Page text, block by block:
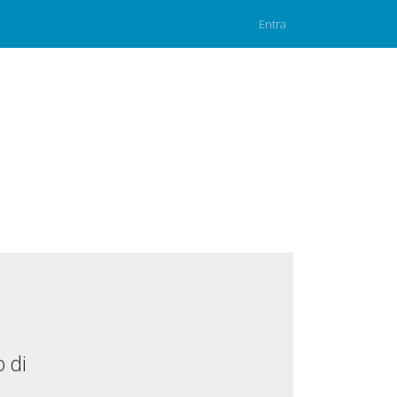
Entra
di